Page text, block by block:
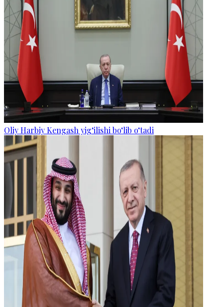
Oliy Harbiy Kengash yig‘ilishi bo‘lib o‘tadi